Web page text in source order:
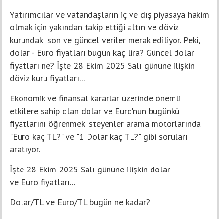
Yatırımcılar ve vatandaşların iç ve dış piyasaya hakim
olmak için yakından takip ettiği altın ve döviz
kurundaki son ve güncel veriler merak ediliyor. Peki,
dolar - Euro fiyatları bugün kaç lira? Güncel dolar
fiyatları ne? İşte 28 Ekim 2025 Salı gününe ilişkin
döviz kuru fiyatları...
Ekonomik ve finansal kararlar üzerinde önemli
etkilere sahip olan dolar ve Euro'nun bugünkü
fiyatlarını öğrenmek isteyenler arama motorlarında
"Euro kaç TL?" ve "1 Dolar kaç TL?" gibi soruları
aratıyor.
İşte 28 Ekim 2025 Salı gününe ilişkin dolar
ve Euro fiyatları...
Dolar/TL ve Euro/TL bugün ne kadar?